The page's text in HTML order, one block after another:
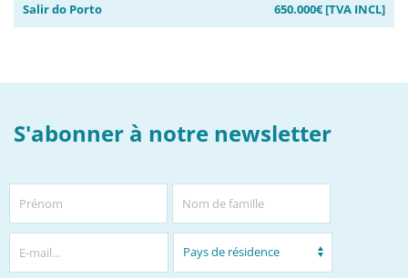
Salir do Porto 650.000€ [TVA INCL]
S'abonner à notre newsletter